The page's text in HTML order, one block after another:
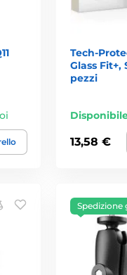
Tech-
Glass Fit+,
pezzi
13,58 €
Spedizione